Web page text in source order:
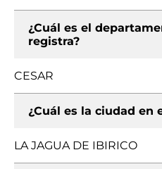
¿Cuál es el
registra?
CESAR
¿Cuál es la ciudad en
LA JAGUA DE IBIRICO